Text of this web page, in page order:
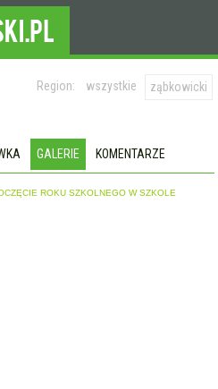
Region: wszystkie ząbkowicki
GALERIE KOMENTARZE
ROKU SZKOLNEGO W SZKOLE